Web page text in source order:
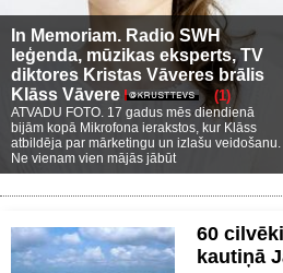
In Memoriam. Radio SWH
leģenda, mūzikas eksperts, TV
diktores Kristas Vāveres brālis
Klāss Vāvere
(1)
ATVADU FOTO. 17 gadus mēs diendienā
bijām kopā Mikrofona ierakstos, kur Klāss
atbildēja par mārketingu un izlašu veidošanu.
Ne vienam vien mājās jābūt
60
kautiņā